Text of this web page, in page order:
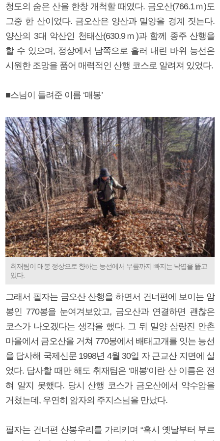
청도의 숨은 산을 한창 개척할 때였다. 금오산(766.1ｍ)도
그중 한 산이었다. 금오산은 양산과 밀양을 경계 짓는다.
양산의 3대 악산인 천태산(630.9ｍ)과 함께 종주 산행을
할 수 있으며, 정상에서 남쪽으로 흘러 내린 바위 능선은
시원한 조망을 품어 매력적인 산행 코스로 알려져 있었다.
■스님이 들려준 이름 ‘매봉’
취재팀이 매봉 정상으로 향하는 능선에서 무릎까지 빠지는 낙엽을 뚫고
있다.
그래서 필자는 금오산 산행을 하면서 건너편에 보이는 암
봉인 770봉을 눈여겨보았고, 금오산과 연결하면 괜찮은
코스가 나오겠다는 생각을 했다. 그 뒤 밀양 삼랑진 안촌
마을에서 금오산을 거쳐 770봉에서 배태고개를 잇는 능선
을 답사해 국제신문 1998년 4월 30일 자 근교산 지면에 실
었다. 답사할 때만 해도 취재팀은 ‘매봉’이란 산 이름은 전
혀 알지 못했다. 당시 산행 코스가 금오산에서 약수암을
거쳤는데, 우연히 암자의 주지스님을 만났다.
필자는 건너편 산봉우리를 가리키며 “혹시 옛날부터 부르